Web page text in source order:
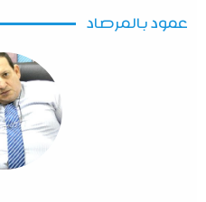
عمود بالمرصاد